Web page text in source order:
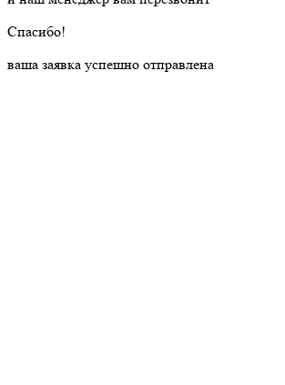
Cпасибо!
ваша заявка успешно отправлена